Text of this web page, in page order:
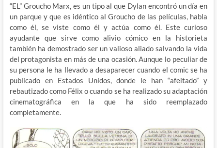
“EL” Groucho Marx, es un tipo al que Dylan encontró un día en
un parque y que es idéntico al Groucho de las películas, habla
como él, se viste como él y actúa como él. Este curioso
ayudante que sirve como alivio cómico en la historieta
también ha demostrado ser un valioso aliado salvando la vida
del protagonista en más de una ocasión. Aunque lo peculiar de
su persona le ha llevado a desaparecer cuando el comic se ha
publicado en Estados Unidos, donde le han “afeitado” y
rebautizado como Félix o cuando se ha realizado su adaptación
cinematográfica en la que ha sido reemplazado
completamente.